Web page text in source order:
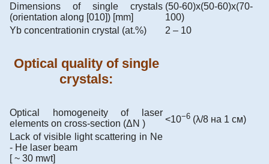
Dimensions of single crystals
(orientation along [010]) [mm]
(50-60)х(50-60)х(70-
100)
Yb concentrationin crystal (at.%)
2 – 10
Optical quality of single
crystals:
Optical homogeneity of laser
elements on cross-section (ΔN )
<10−6 (λ/8 на 1 см)
Lack of visible light scattering in Ne
- He laser beam
[ ~ 30 mwt]